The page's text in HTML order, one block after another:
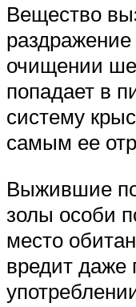
Вещество
очищении
попадает в
систему
самым ее
Выжившие
золы особи
место
вредит даже